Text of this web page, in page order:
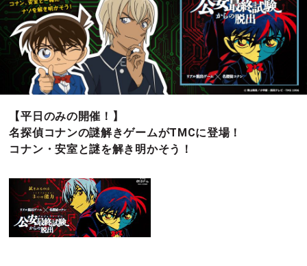
【平日のみの開催！】
名探偵コナンの謎解きゲームがTMCに登場！
コナン・安室と謎を解き明かそう！